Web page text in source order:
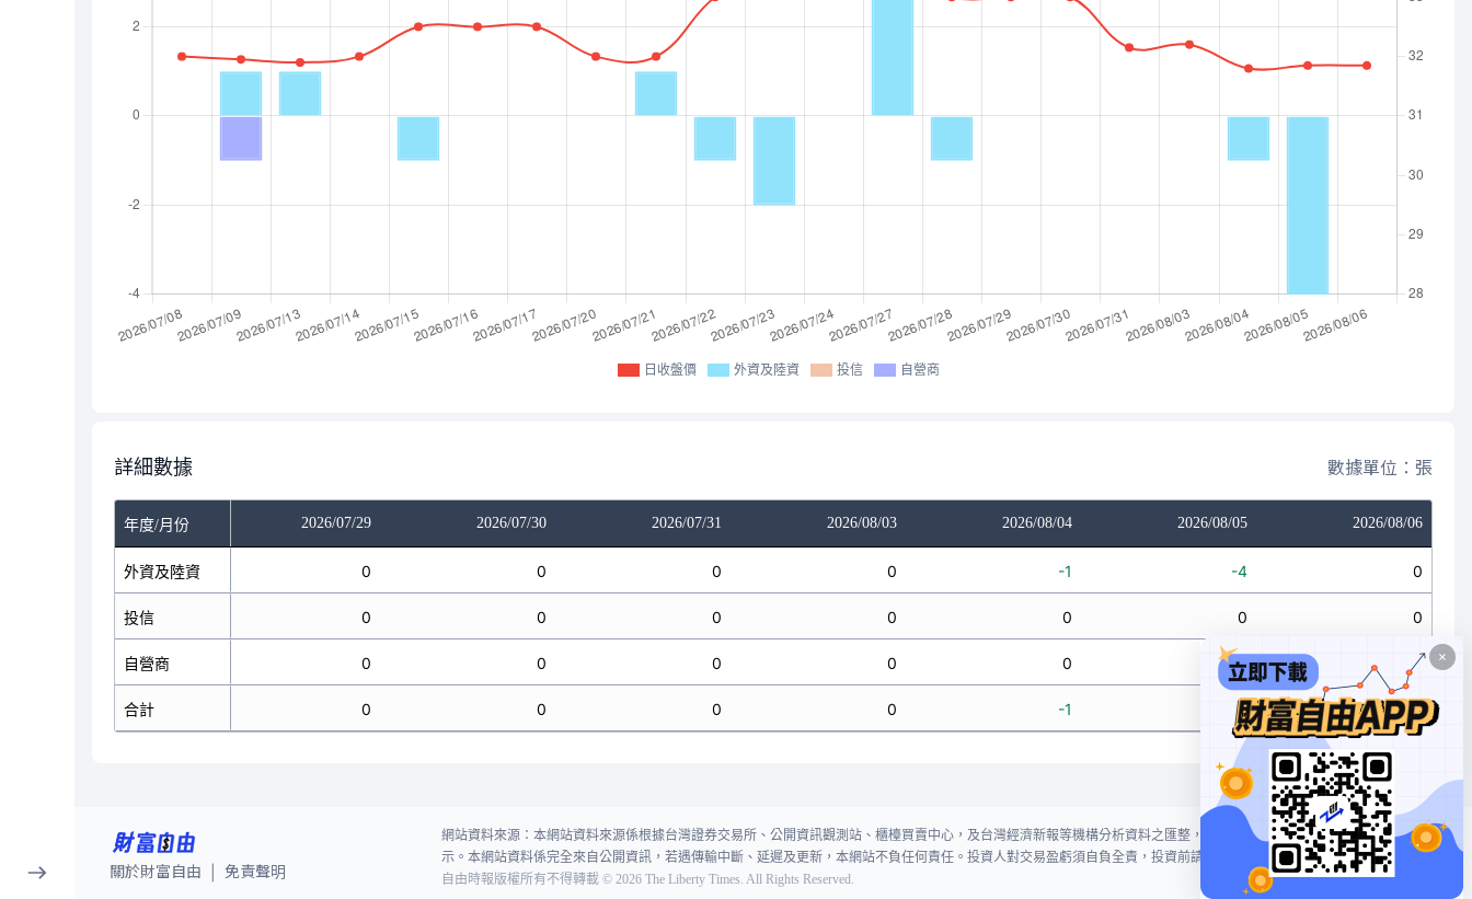
日收盤價 外資及陸資 投信 自營商
詳細數據 數據單位：張
年度/月份
2026/07/28 2026/07/29 2026/07/30 2026/07/31 2026/08/03 2026/08/04 2026/08/05 2026/08/06
外資及陸資
投信
自營商
合計
-1 0 0 0 0 -1 -4 0
0 0 0 0 0 0 0
0 0 0 0 0 0 0
0 0 0 0 -1 -4 0
關於財富自由 免責聲明
網站資料來源：本網站資料來源係根據台灣證券交易所、公開資訊觀測站、櫃檯買賣中心，及台灣經濟新報等機構分析資料之匯整，本網站對投資人買賣不作任何建議或暗
示。本網站資料係完全來自公開資訊，若遇傳輸中斷、延遲及更新，本網站不負任何責任。投資人對交易盈虧須自負全責，投資前請謹慎評估風險。
自由時報版權所有不得轉載 © 2026 The Liberty Times. All Rights Reserved.